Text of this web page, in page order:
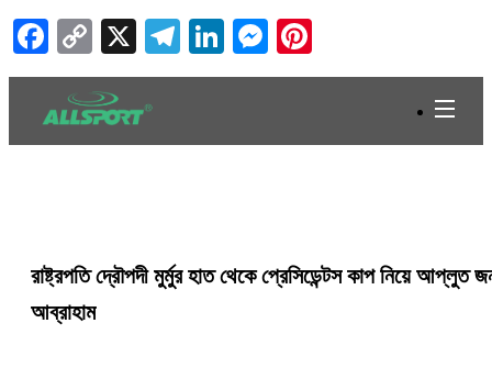
Facebook
Copy
Link
X Telegram
LinkedIn
Messenger
রাষ্ট্রপতি দ্রৌপদী মুর্মুর হাত থেকে প্রেসিডেন্টস কাপ নিয়ে আপ্লুত
আব্রাহাম